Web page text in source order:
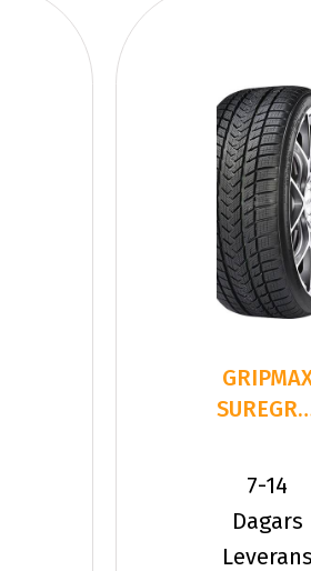
WINTER
275/35R21
1
7-14
Dagars
Leverans